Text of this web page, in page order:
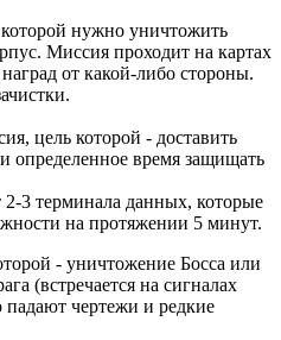
нужно уничтожить
Миссия проходит на картах
от какой-либо стороны.
цель которой - доставить
определенное время защищать
3 терминала данных, которые
на протяжении 5 минут.
- уничтожение Босса или
(встречается на сигналах
падают чертежи и редкие